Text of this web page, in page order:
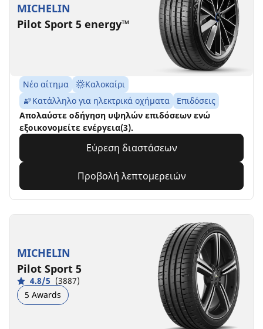
MICHELIN
Pilot Sport 5 energy™
Νέο αίτημα
Καλοκαίρι
Κατάλληλο για ηλεκτρικά οχήματα
Επιδόσεις
Απολαύστε οδήγηση υψηλών επιδόσεων ενώ
εξοικονομείτε ενέργεια(3).
Εύρεση διαστάσεων
Προβολή λεπτομερειών
MICHELIN
Pilot Sport 5
4.8/5 (3887)
5 Awards